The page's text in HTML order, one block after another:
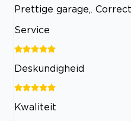
Prettige garage,.
Service
Deskundigheid
Kwaliteit